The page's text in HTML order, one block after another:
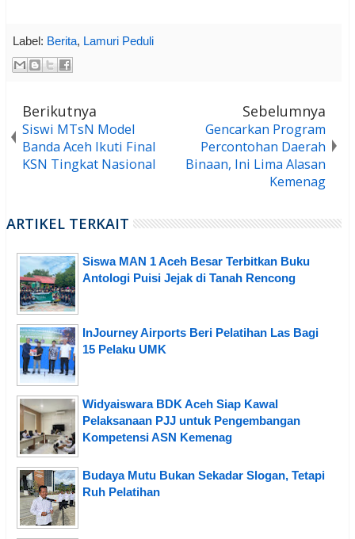
Label: Berita, Lamuri Peduli
Berikutnya
Siswi MTsN Model
Banda Aceh Ikuti Final
KSN Tingkat Nasional
Sebelumnya
Gencarkan Program
Percontohan Daerah
Binaan, Ini Lima Alasan
Kemenag
ARTIKEL TERKAIT
Siswa MAN 1 Aceh Besar Terbitkan Buku
Antologi Puisi Jejak di Tanah Rencong
InJourney Airports Beri Pelatihan Las Bagi
15 Pelaku UMK
Widyaiswara BDK Aceh Siap Kawal
Pelaksanaan PJJ untuk Pengembangan
Kompetensi ASN Kemenag
Budaya Mutu Bukan Sekadar Slogan, Tetapi
Ruh Pelatihan